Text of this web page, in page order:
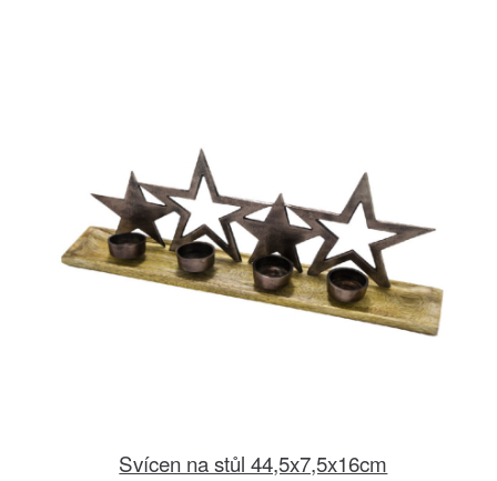
Svícen na stůl 44,5x7,5x16cm